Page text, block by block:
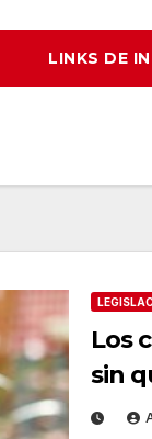
LINKS DE
Los
sin
su